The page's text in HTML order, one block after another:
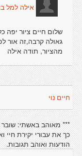
אילה למל
שלום חיים ציור יפה
גאולה קרבה,זה אור
מהציור, תודה אילה
חיים נוי
*** מאוהב באשתי:
כך את עבורי יקירת חיי
הודעות ואוהב תגובות.